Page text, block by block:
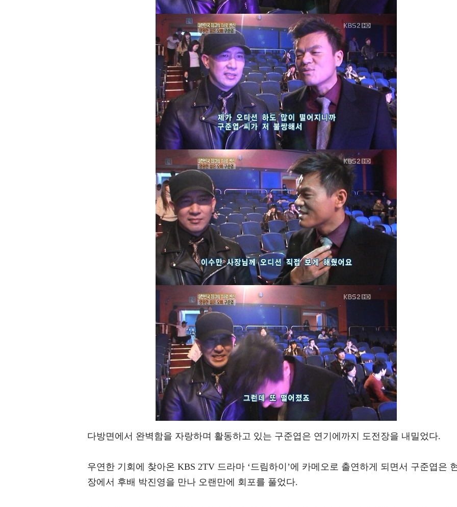
다방면에서 완벽함을 자랑하며 활동하고 있는 구준엽은 연기에까지 도전장을 내밀었다.
우연한 기회에 찾아온 KBS 2TV 드라마 ‘드림하이’에 카메오로 출연하게 되면서 구준엽은
장에서 후배 박진영을 만나 오랜만에 회포를 풀었다.